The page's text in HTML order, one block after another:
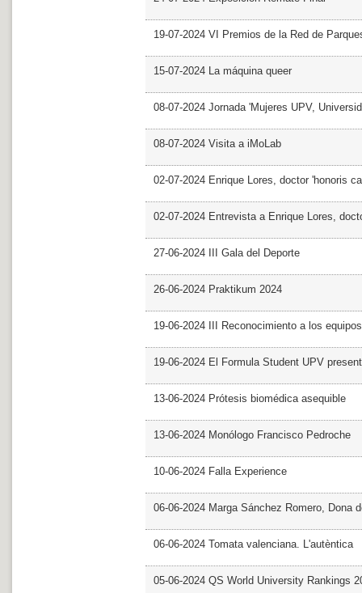
19-07-2024 VI Premios de la Red de
15-07-2024 La máquina queer
08-07-2024 Jornada 'Mujeres UPV,
08-07-2024 Visita a iMoLab
02-07-2024 Enrique Lores, doctor 'honoris
02-07-2024 Entrevista a Enrique Lores,
27-06-2024 III Gala del Deporte
26-06-2024 Praktikum 2024
19-06-2024 III Reconocimiento a los
19-06-2024 El Formula Student UPV
13-06-2024 Prótesis biomédica asequible
13-06-2024 Monólogo Francisco Pedroche
10-06-2024 Falla Experience
06-06-2024 Marga Sánchez Romero, Dona
06-06-2024 Tomata valenciana. L'autèntica
05-06-2024 QS World University Rankings